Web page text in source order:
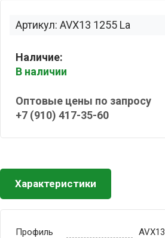
Артикул: AVX13 1255 La
Наличие:
В наличии
Оптовые цены по запросу
+7 (910) 417-35-60
Характеристики
Профиль
AVX13